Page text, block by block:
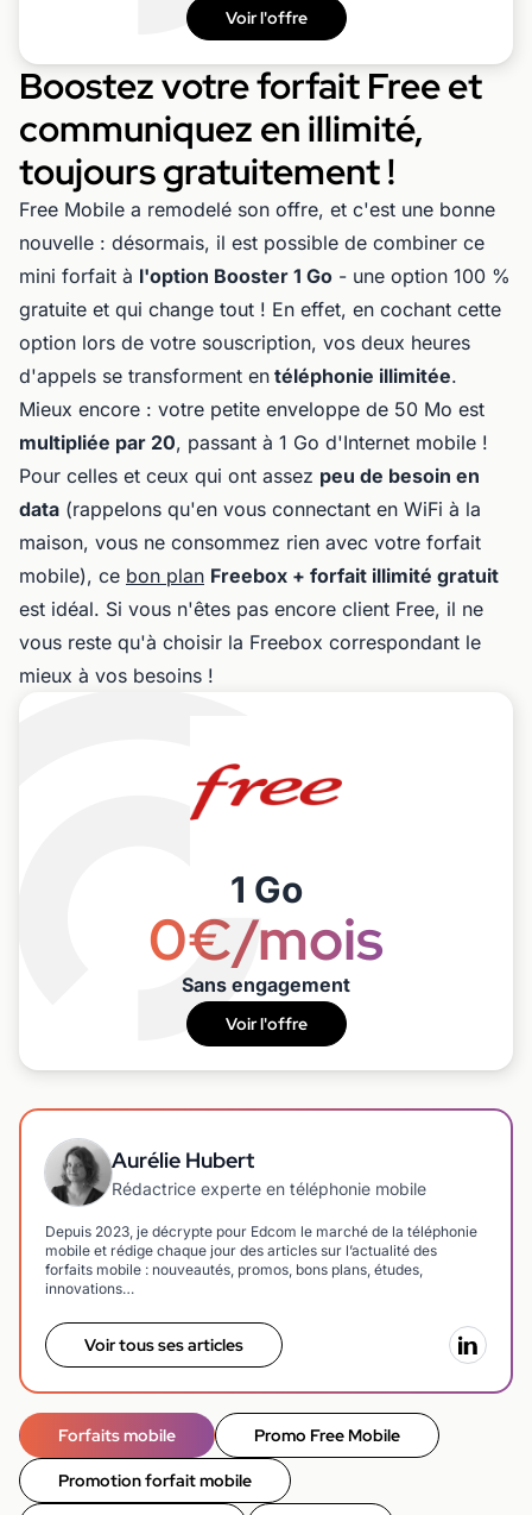
Voir l'offre
Boostez votre forfait Free et
communiquez en illimité,
toujours gratuitement !
Free Mobile a remodelé son offre, et c'est une bonne
nouvelle : désormais, il est possible de combiner ce
mini forfait à l'option Booster 1 Go - une option 100 %
gratuite et qui change tout ! En effet, en cochant cette
option lors de votre souscription, vos deux heures
d'appels se transforment en téléphonie illimitée.
Mieux encore : votre petite enveloppe de 50 Mo est
multipliée par 20, passant à 1 Go d'Internet mobile !
Pour celles et ceux qui ont assez peu de besoin en
data (rappelons qu'en vous connectant en WiFi à la
maison, vous ne consommez rien avec votre forfait
mobile), ce bon plan Freebox + forfait illimité gratuit
est idéal. Si vous n'êtes pas encore client Free, il ne
vous reste qu'à choisir la Freebox correspondant le
mieux à vos besoins !
1 Go
0€/mois
Sans engagement
Voir l'offre
Aurélie Hubert
Rédactrice experte en téléphonie mobile
Depuis 2023, je décrypte pour Edcom le marché de la téléphonie
mobile et rédige chaque jour des articles sur l’actualité des
forfaits mobile : nouveautés, promos, bons plans, études,
innovations…
Voir tous ses articles
Forfaits mobile Promo Free Mobile
Promotion forfait mobile